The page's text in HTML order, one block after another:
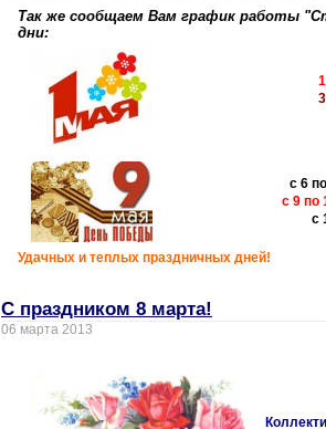
Так же сообщаем Вам график работы
дни:
с 6
с 9 по
с
Удачных и теплых праздничных дней!
С праздником 8 марта!
06 марта 2013